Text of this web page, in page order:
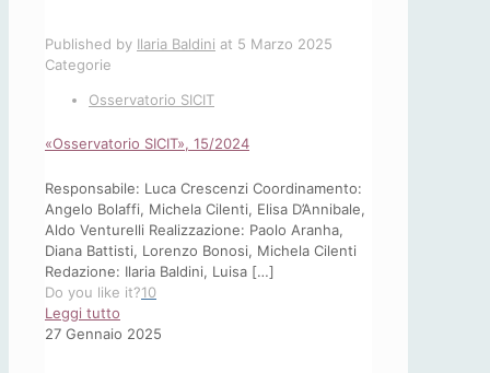
Published by Ilaria Baldini at 5 Marzo 2025
Categorie
Osservatorio SICIT
«Osservatorio SICIT», 15/2024
Responsabile: Luca Crescenzi Coordinamento:
Angelo Bolaffi, Michela Cilenti, Elisa D’Annibale,
Aldo Venturelli Realizzazione: Paolo Aranha,
Diana Battisti, Lorenzo Bonosi, Michela Cilenti
Redazione: Ilaria Baldini, Luisa […]
Do you like it?10
Leggi tutto
«Osservatorio
27 Gennaio 2025